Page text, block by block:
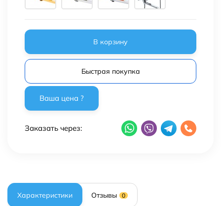
В корзину
Быстрая покупка
Заказать через:
Характеристики Отзывы 0